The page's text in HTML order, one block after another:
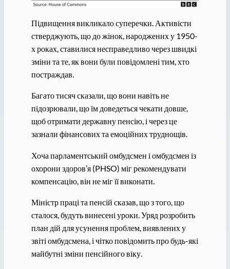
Підвищення викликало суперечки. Активісти
стверджують, що до жінок, народжених у 1950-
х роках, ставилися несправедливо через швидкі
зміни та те, як вони були повідомлені тим, хто
постраждав.
Багато тисяч сказали, що вони навіть не
підозрювали, що їм доведеться чекати довше,
щоб отримати державну пенсію, і через це
зазнали фінансових та емоційних труднощів.
Хоча парламентський омбудсмен і омбудсмен із
охорони здоров’я (PHSO) міг рекомендувати
компенсацію, він не міг її виконати.
Міністр праці та пенсій сказав, що з того, що
сталося, будуть винесені уроки. Уряд розробить
план дій для усунення проблем, виявлених у
звіті омбудсмена, і чітко повідомить про будь-які
майбутні зміни пенсійного віку.